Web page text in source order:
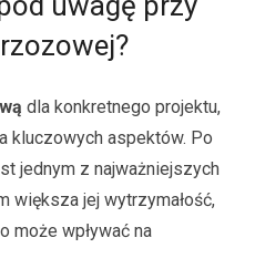
dla konkretnego projektu,
kluczowych aspektów. Po
jednym z najważniejszych
większa jej wytrzymałość,
może wpływać na